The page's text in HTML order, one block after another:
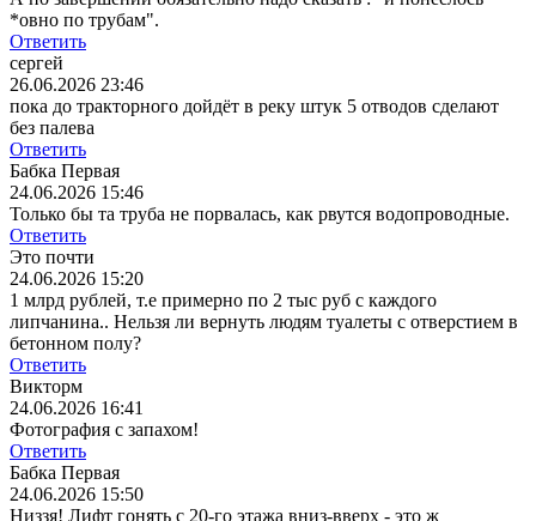
*овно по трубам".
Ответить
сергей
26.06.2026 23:46
пока до тракторного дойдёт в реку штук 5 отводов сделают
без палева
Ответить
Бабка Первая
24.06.2026 15:46
Только бы та труба не порвалась, как рвутся водопроводные.
Ответить
Это почти
24.06.2026 15:20
1 млрд рублей, т.е примерно по 2 тыс руб с каждого
липчанина.. Нельзя ли вернуть людям туалеты с отверстием в
бетонном полу?
Ответить
Викторм
24.06.2026 16:41
Фотография с запахом!
Ответить
Бабка Первая
24.06.2026 15:50
Низзя! Лифт гонять с 20-го этажа вниз-вверх - это ж